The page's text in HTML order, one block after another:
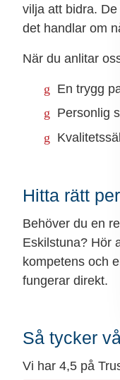
vilja att bidra.
det handlar om
När du anlitar
En trygg
Personlig
Hitta rätt
Behöver du en
Eskilstuna? Hör
kompetens och
fungerar direkt.
Så tycker
Vi har 4,5 på